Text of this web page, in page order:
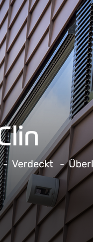
Verdeckt
teilen
teilenteilen